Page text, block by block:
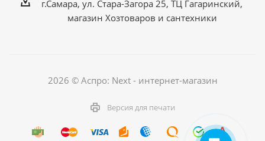
г.Самара, ул. Стара-Загора 25, ТЦ Гагаринский,
магазин Хозтоваров и сантехники
2026 © Аспро: Next - интернет-магазин
Версия для печати